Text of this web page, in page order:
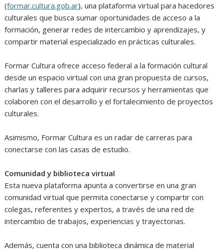
(formar.cultura.gob.ar), una plataforma virtual para hacedores
culturales que busca sumar oportunidades de acceso a la
formación, generar redes de intercambio y aprendizajes, y
compartir material especializado en prácticas culturales.
Formar Cultura ofrece acceso federal a la formación cultural
desde un espacio virtual con una gran propuesta de cursos,
charlas y talleres para adquirir recursos y herramientas que
colaboren con el desarrollo y el fortalecimiento de proyectos
culturales.
Asimismo, Formar Cultura es un radar de carreras para
conectarse con las casas de estudio.
Comunidad y biblioteca virtual
Esta nueva plataforma apunta a convertirse en una gran
comunidad virtual que permita conectarse y compartir con
colegas, referentes y expertos, a través de una red de
intercambio de trabajos, experiencias y trayectorias.
Además, cuenta con una biblioteca dinámica de material